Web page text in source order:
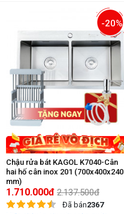
-20%
Chậu rửa bát KAGOL K7040-Cân
hai hố cân inox 201 (700x400x240
mm)
1.710.000đ 2.137.500đ
Đã bán2367